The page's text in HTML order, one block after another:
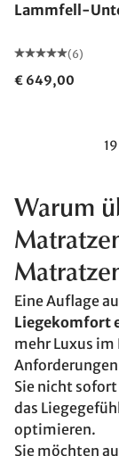
Lammfell-
(6)
€ 649,00
Warum
Eine Auflage
Liegekomfort
mehr Luxus
Sie nicht
das
optimieren.
Sie möchten